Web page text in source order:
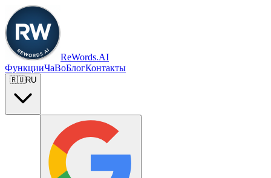
ReWords.AI
ФункцииЧаВоБлогКонтакты
🇷🇺RU